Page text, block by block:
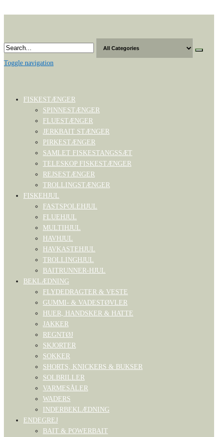
content
Toggle navigation
FISKESTÆNGER
SPINNESTÆNGER
FLUESTÆNGER
JERKBAIT STÆNGER
PIRKESTÆNGER
SAMLET FISKESTANGSSÆT
TELESKOP FISKESTÆNGER
REJSESTÆNGER
TROLLINGSTÆNGER
FISKEHJUL
FASTSPOLEHJUL
FLUEHJUL
MULTIHJUL
HAVHJUL
HAVKASTEHJUL
TROLLINGHJUL
BAITRUNNER-HJUL
BEKLÆDNING
FLYDEDRAGTER & VESTE
GUMMI- & VADESTØVLER
HUER, HANDSKER & HATTE
JAKKER
REGNTØJ
SKJORTER
SOKKER
SHORTS, KNICKERS & BUKSER
SOLBRILLER
VARMESÅLER
WADERS
INDERBEKLÆDNING
ENDEGREJ
BAIT & POWERBAIT